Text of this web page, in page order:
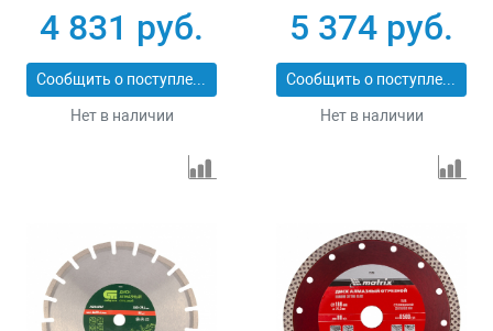
Pro Matrix 731073
4 831 руб.
Сообщить о поступлении
Нет в наличии
сухой/мокрый рез
Pro Matrix 731103
5 374 руб.
Сообщить о поступлении
Нет в наличии